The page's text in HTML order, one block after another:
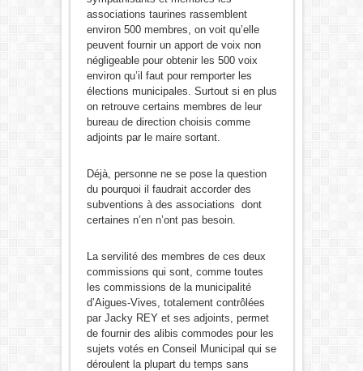
associations taurines rassemblent
environ 500 membres, on voit qu’elle
peuvent fournir un apport de voix non
négligeable pour obtenir les 500 voix
environ qu’il faut pour remporter les
élections municipales. Surtout si en plus
on retrouve certains membres de leur
bureau de direction choisis comme
adjoints par le maire sortant.
Déjà, personne ne se pose la question
du pourquoi il faudrait accorder des
subventions à des associations dont
certaines n’en n’ont pas besoin.
La servilité des membres de ces deux
commissions qui sont, comme toutes
les commissions de la municipalité
d’Aigues-Vives, totalement contrôlées
par Jacky REY et ses adjoints, permet
de fournir des alibis commodes pour les
sujets votés en Conseil Municipal qui se
déroulent la plupart du temps sans